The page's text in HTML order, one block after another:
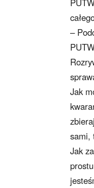
–
Jak
sami,
Jak